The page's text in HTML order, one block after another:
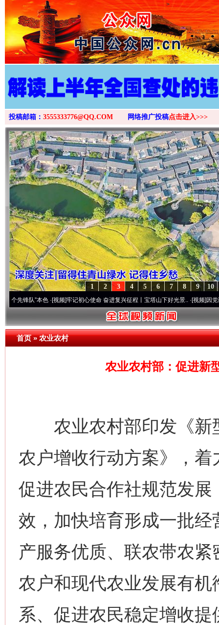
>
投稿邮箱： 3555333776@QQ.COM 网络推广投稿点击进入>>>
10
9
8
7
6
5
4
3
2
1
”本色·[视频]牢记初心使命 奋进复兴征程丨宝塔山下好光景..·[视频]因党而生 为党
首页»农业农村
农业农村部：促进新
农业农村部印发《新
农户增收行动方案》，
促进农民合作社规范发
效，加快培育形成一批
产服务优质、联农带农
农户和现代农业发展有
系、促进农民稳定增收提